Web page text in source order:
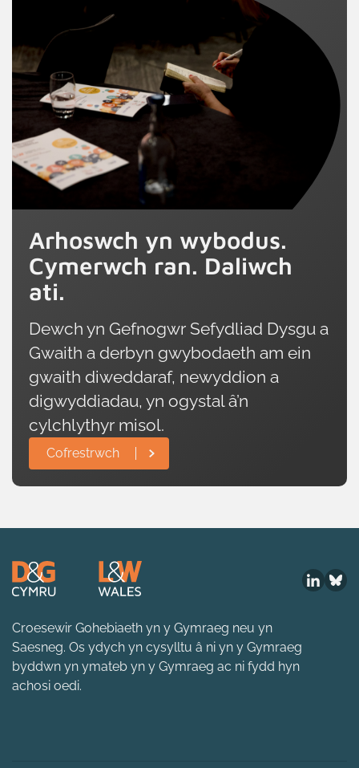
Arhoswch yn wybodus.
Cymerwch ran. Daliwch
ati.
Dewch yn Gefnogwr Sefydliad Dysgu a
Gwaith a derbyn gwybodaeth am ein
gwaith diweddaraf, newyddion a
digwyddiadau, yn ogystal â’n
cylchlythyr misol.
Cofrestrwch
Croesewir Gohebiaeth yn y Gymraeg neu yn
Saesneg. Os ydych yn cysylltu â ni yn y Gymraeg
byddwn yn ymateb yn y Gymraeg ac ni fydd hyn
achosi oedi.